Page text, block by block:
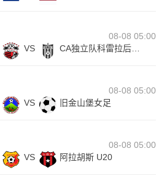
08-08 05:00
VS CA独立队科雷拉后备队
08-08 05:00
VS 旧金山堡女足
08-08 05:00
VS 阿拉胡斯 U20